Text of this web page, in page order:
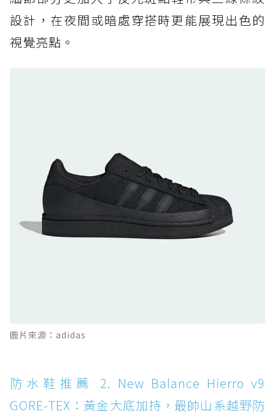
黃靴同級頂級防水，輕量化工裝健走鞋雨天必備
防水鞋推薦 7. Timberland Motion Access：
黃靴同級頂級防水，輕量化工裝健走鞋雨天必備
防水鞋推薦 10. PUMA Voyage NITRO™ 4
GORE-TEX：氮氣中底注入，回彈與防滑兼具的
全天候越野跑鞋
防水鞋推薦 11. On Cloudhorizon 2 WP：腳
感軟彈、搭載 Missiongrip™ 的防水輕越野鞋
Boot：馬汀首款雨靴登場，經典八孔加上全防
防水鞋推薦 14. SKECHERS BADGER
WATERPROOF：一踩即穿懶人神器！搭載固特
異大底與全防水厚底健走鞋
設計，在夜間或暗處穿搭時更能展現出色的
視覺亮點。
圖片來源：adidas
防水鞋推薦 2. New Balance Hierro v9
GORE-TEX：黃金大底加持，最帥山系越野防